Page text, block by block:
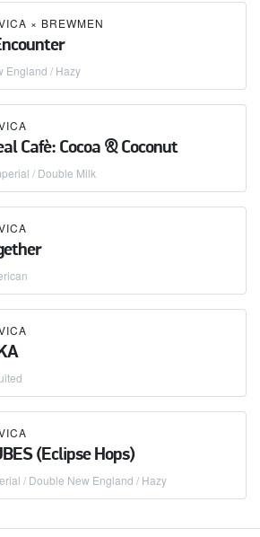
× BREWMEN
England / Hazy
Cafè: Cocoa & Coconut
/ Double Milk
(Eclipse Hops)
/ Double New England / Hazy